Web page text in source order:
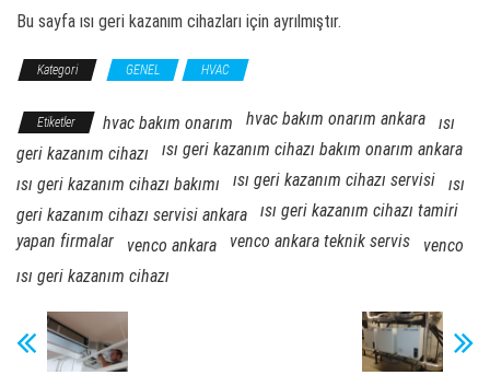
Bu sayfa ısı geri kazanım cihazları için ayrılmıştır.
Kategori GENEL HVAC
Etiketler hvac bakım onarım hvac bakım onarım ankara
ısı
geri kazanım cihazı
ısı geri kazanım cihazı bakım onarım ankara
ısı geri kazanım cihazı bakımı
ısı geri kazanım cihazı servisi
ısı
geri kazanım cihazı servisi ankara
ısı geri kazanım cihazı tamiri
yapan firmalar
venco ankara venco ankara teknik servis
venco
ısı geri kazanım cihazı